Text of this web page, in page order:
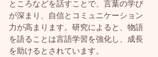
ところなどを話すことで、言葉の学び
が深まり、自信とコミュニケーション
力が高まります。研究によると、物語
を語ることは言語学習を強化し、成長
を助けるとされています。